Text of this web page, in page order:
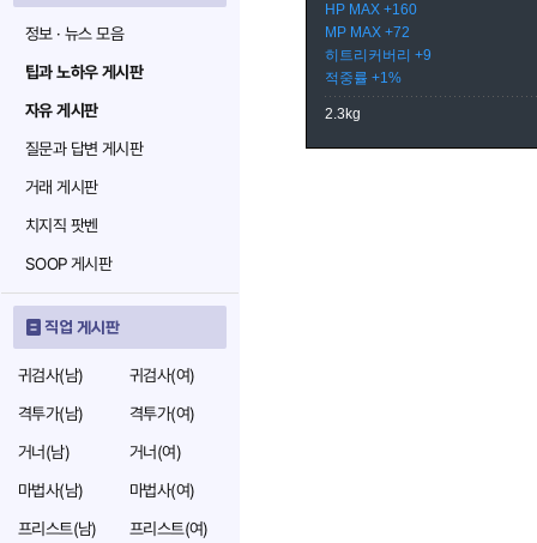
정보 · 뉴스 모음
팁과 노하우 게시판
자유 게시판
질문과 답변 게시판
거래 게시판
치지직 팟벤
SOOP 게시판
직업 게시판
귀검사(남)
귀검사(여)
격투가(남)
격투가(여)
거너(남)
거너(여)
마법사(남)
마법사(여)
프리스트(남)
프리스트(여)
HP MAX +160
MP MAX +72
히트리커버리 +9
적중률 +1%
2.3kg